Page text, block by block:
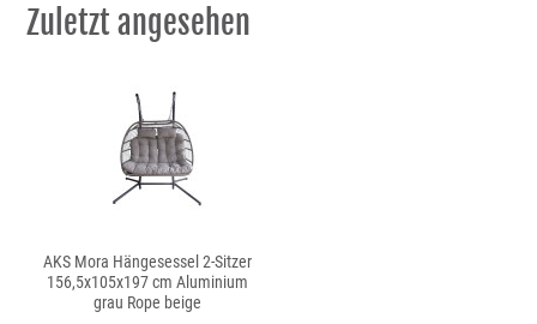
Zuletzt angesehen
AKS Mora Hängesessel 2-Sitzer
156,5x105x197 cm Aluminium
grau Rope beige